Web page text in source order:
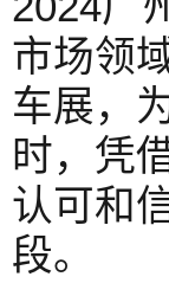
市场领
车展，
时，凭
认可和
段。